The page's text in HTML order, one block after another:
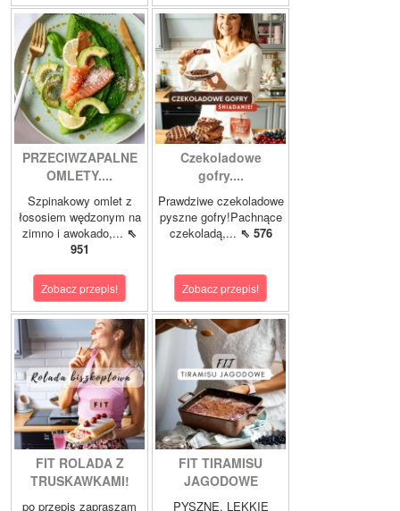
PRZECIWZAPALNE
OMLETY....
Szpinakowy omlet z
łososiem wędzonym na
zimno i awokado,... ⇖
951
Zobacz przepis!
Czekoladowe
gofry....
Prawdziwe czekoladowe
pyszne gofry!Pachnące
czekoladą,... ⇖ 576
Zobacz przepis!
FIT ROLADA Z
TRUSKAWKAMI!
po przepis zapraszam
FIT TIRAMISU
JAGODOWE
PYSZNE, LEKKIE